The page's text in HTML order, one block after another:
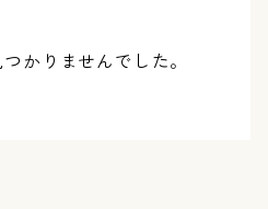
かりませんでした。